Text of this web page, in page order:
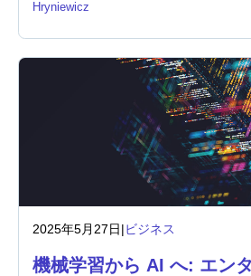
Hryniewicz
2025年5月27日|ビジネス
機械学習から AI へ: エン